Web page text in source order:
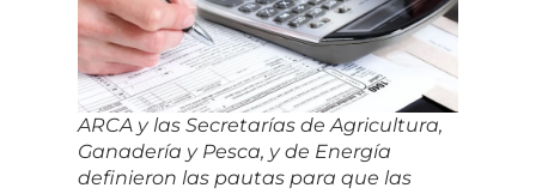
ARCA y las Secretarías de Agricultura,
Ganadería y Pesca, y de Energía
definieron las pautas para que las